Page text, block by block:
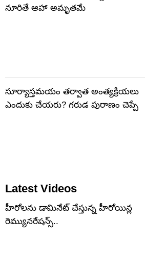
నూరితే ఆహా అమృతమే
సూర్యాస్తమయం తర్వాత అంత్యక్రియలు
ఎందుకు చేయరు? గరుడ పురాణం చెప్పే
Latest Videos
హీరోలను డామినేట్ చేస్తున్న హీరోయిన్ల
రెమ్యునరేషన్స్..